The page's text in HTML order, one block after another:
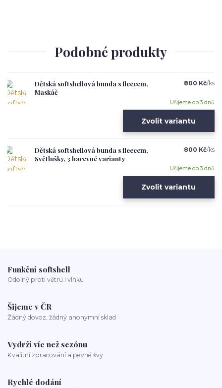
Podobné produkty
Dětská softshellová bunda s fleecem,
Maskáč
800 Kč/ks
Ušijeme do 3 dnů
Zvolit variantu
Dětská softshellová bunda s fleecem,
Světlušky, 3 barevné varianty
800 Kč/ks
Ušijeme do 3 dnů
Zvolit variantu
Funkční softshell
Odolný proti větru i vlhku
Šijeme v ČR
Žádný dovoz, žádný anonymní sklad
Vydrží víc než sezónu
Kvalitní zpracování a pevné švy
Rychlé dodání